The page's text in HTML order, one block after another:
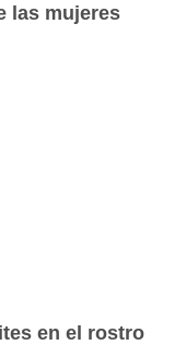
las mujeres
en el rostro